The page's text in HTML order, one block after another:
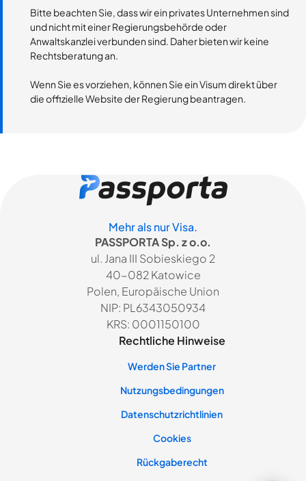
Bitte beachten Sie, dass wir ein privates Unternehmen sind
und nicht mit einer Regierungsbehörde oder
Anwaltskanzlei verbunden sind. Daher bieten wir keine
Rechtsberatung an.
Wenn Sie es vorziehen, können Sie ein Visum direkt über
die offizielle Website der Regierung beantragen.
Mehr als nur Visa.
PASSPORTA Sp. z o.o.
ul. Jana III Sobieskiego 2
40-082 Katowice
Polen, Europäische Union
NIP: PL6343050934
KRS: 0001150100
Rechtliche Hinweise
Werden Sie Partner
Nutzungsbedingungen
Datenschutzrichtlinien
Cookies
Rückgaberecht